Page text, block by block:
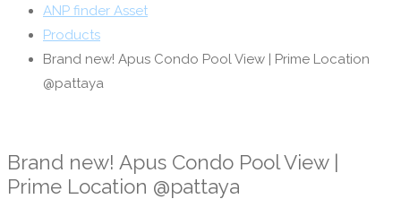
ANP finder Asset
Products
Brand new! Apus Condo Pool View | Prime Location
@pattaya
Brand new! Apus Condo Pool View |
Prime Location @pattaya